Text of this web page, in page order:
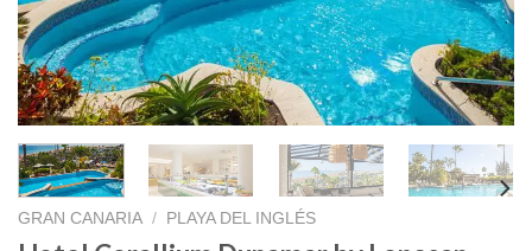
GRAN CANARIA / PLAYA DEL INGLÉS